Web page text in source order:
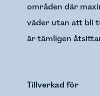
områden där
väder utan att bli
är tämligen
Tillverkad för